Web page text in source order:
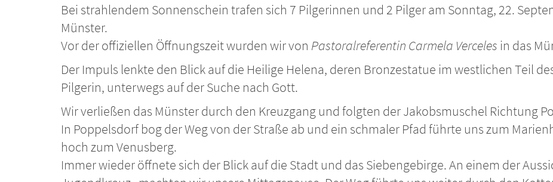
Bei strahlendem Sonnenschein trafen sich 7 Pilgerinnen und 2 Pilger am Sonntag, 22.
Münster.
Vor der offiziellen Öffnungszeit wurden wir von Pastoralreferentin Carmela Verceles in das
Der Impuls lenkte den Blick auf die Heilige Helena, deren Bronzestatue im westlichen Teil
Pilgerin, unterwegs auf der Suche nach Gott.
Wir verließen das Münster durch den Kreuzgang und folgten der Jakobsmuschel Richtung
In Poppelsdorf bog der Weg von der Straße ab und ein schmaler Pfad führte uns zum
hoch zum Venusberg.
Immer wieder öffnete sich der Blick auf die Stadt und das Siebengebirge. An einem der